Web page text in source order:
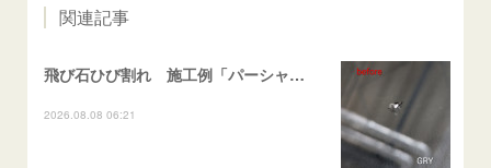
関連記事
飛び石ひび割れ 施工例「パーシャル系・衝撃点範囲ハマカケ」エスティマ
2026.08.08 06:21